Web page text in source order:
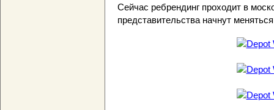
Сейчас ребрендинг проходит в
представительства начнут